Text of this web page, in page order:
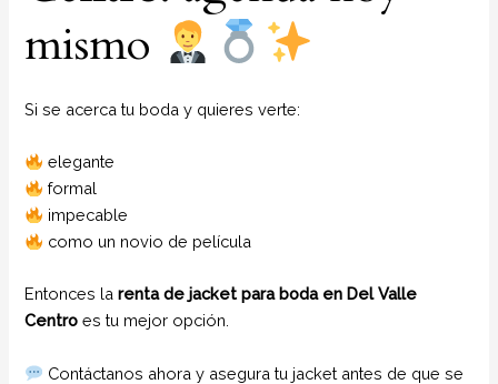
mismo
Si se acerca tu boda y quieres verte:
elegante
formal
impecable
como un novio de película
Entonces larenta de jacket para boda en Del Valle
Centroes tu mejor opción.
Contáctanos ahora y asegura tu jacket antes de que se